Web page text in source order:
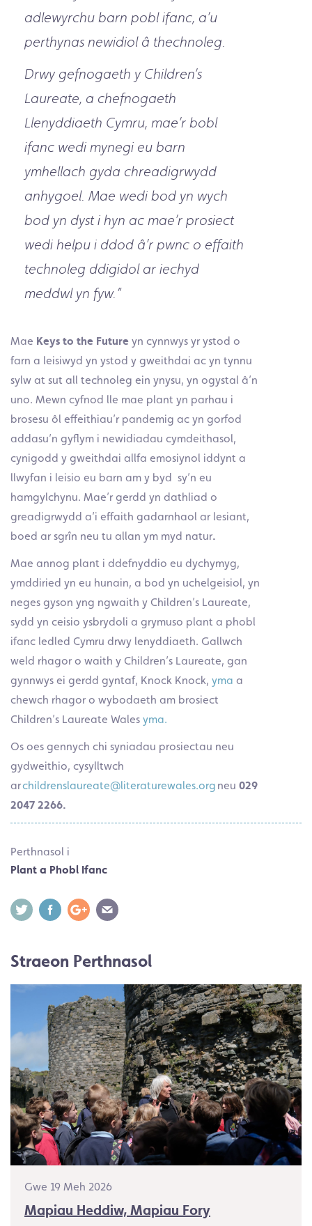
adlewyrchu barn pobl ifanc, a’u
perthynas newidiolâ thechnoleg.
Drwy gefnogaeth y Children’s
Laureate, a chefnogaeth
Llenyddiaeth Cymru, mae’r bobl
ifanc wedi mynegi eu barn
ymhellach gyda chreadigrwydd
anhygoel. Mae wedi bod yn wych
bod yn dyst i hyn ac mae’r prosiect
wedi helpu i ddod â’r pwnc o effaith
technoleg ddigidol ar iechyd
meddwl yn fyw.”
Mae Keys to the Future yn cynnwys yr ystod o
farn a leisiwyd yn ystod y gweithdai ac yn tynnu
sylw at sut all technoleg ein ynysu, yn ogystal â’n
uno. Mewn cyfnod lle mae plant yn parhau i
brosesu ôl effeithiau’r pandemig ac yn gorfod
addasu’n gyflym i newidiadau cymdeithasol,
cynigodd y gweithdai allfa emosiynol iddynt a
llwyfan i leisio eu barn am y byd sy’n eu
hamgylchynu. Mae’r gerdd yn dathliad o
greadigrwydd a’i effaith gadarnhaol ar lesiant,
boed ar sgrîn neu tu allan ym myd natur.
Mae annog plant i ddefnyddio eu dychymyg,
ymddiried yn eu hunain, a bod yn uchelgeisiol, yn
neges gyson yng ngwaith y Children’s Laureate,
sydd yn ceisio ysbrydoli a grymuso plant a phobl
ifanc ledled Cymru drwy lenyddiaeth. Gallwch
weld rhagor o waith y Children’s Laureate, gan
gynnwys ei gerdd gyntaf, Knock Knock, yma a
chewch rhagor o wybodaeth am brosiect
Children’s Laureate Wales yma.
Os oes gennych chi syniadau prosiectau neu
gydweithio, cysylltwch
archildrenslaureate@literaturewales.org neu 029
2047 2266.
Perthnasol i
Plant a Phobl Ifanc
Straeon Perthnasol
Gwe 19 Meh 2026
Mapiau Heddiw, Mapiau Fory